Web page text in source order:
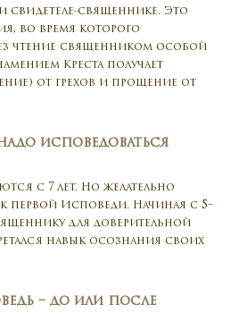
свидетеле-священнике. Это
во время которого
чтение священником особой
Креста получает
от грехов и прощение от
исповедоваться
с 7 лет. Но желательно
к первой Исповеди. Начиная с 5–
для доверительной
навык осознания своих
– до или после